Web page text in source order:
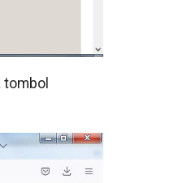
tombol